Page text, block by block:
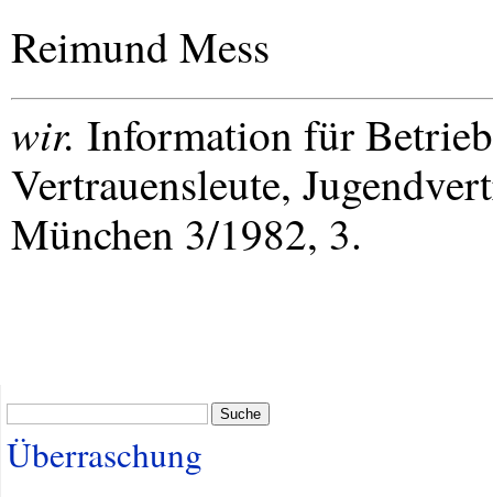
Reimund Mess
wir. Information für
Vertrauensleute,
München 3/1982, 3.
Suche
Überraschung